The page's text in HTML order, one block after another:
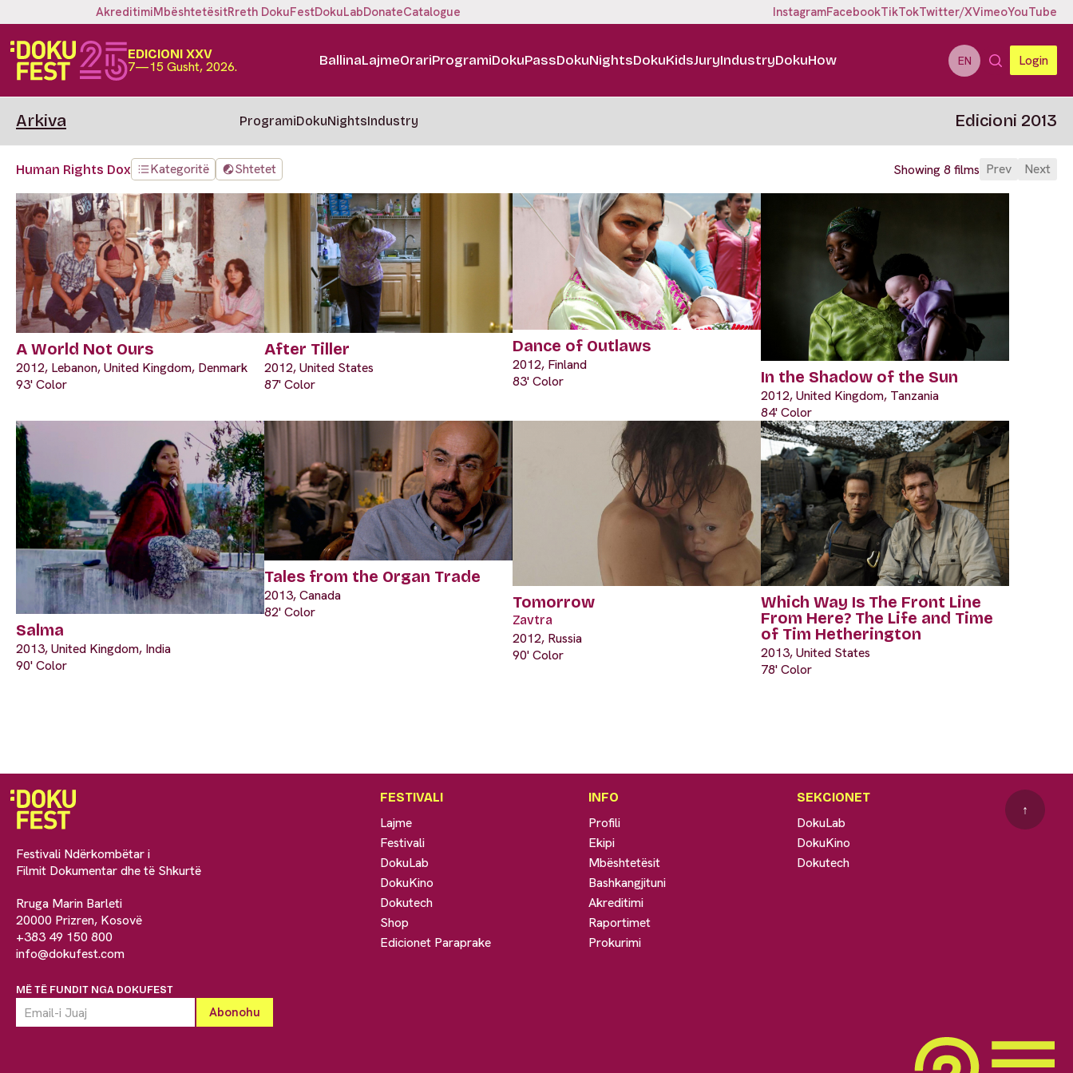
AkreditimiMbështetësitRreth DokuFestDokuLabDonateCatalogue InstagramFacebookTikTokTwitter/XVimeoYouTube
EDICIONI XXV
7—15 Gusht, 2026. BallinaLajmeOrariProgramiDokuPassDokuNightsDokuKidsJuryIndustryDokuHow EN Login
Arkiva ProgramiDokuNightsIndustry Edicioni 2013
Human Rights Dox Kategoritë Shtetet Showing 8 films Prev Next
A World Not Ours
2012, Lebanon, United Kingdom, Denmark
93' Color
After Tiller
2012, United States
87' Color
Dance of Outlaws
2012, Finland
83' Color
In the Shadow of the Sun
2012, United Kingdom, Tanzania
84' Color
Salma
2013, United Kingdom, India
90' Color
Tales from the Organ Trade
2013, Canada
82' Color
Tomorrow
Zavtra
2012, Russia
90' Color
Which Way Is The Front Line
From Here? The Life and Time
of Tim Hetherington
2013, United States
78' Color
Festivali Ndërkombëtar i
Filmit Dokumentar dhe të Shkurtë
Rruga Marin Barleti
20000 Prizren, Kosovë
+383 49 150 800
info@dokufest.com
MË TË FUNDIT NGA DOKUFEST
FESTIVALI
Lajme
Festivali
DokuLab
DokuKino
Dokutech
Shop
Edicionet Paraprake
INFO
Profili
Ekipi
Mbështetësit
Bashkangjituni
Akreditimi
Raportimet
Prokurimi
SEKCIONET
DokuLab
DokuKino
Dokutech
↑